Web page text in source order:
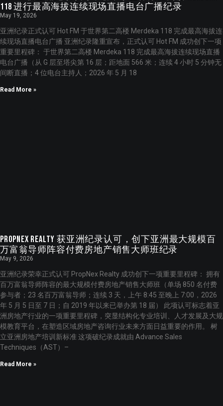
118 进行最高海拔连续现场直播电台广播纪录
May 19, 2026
亚洲纪录正式认可 Hot FM 于世界第二高楼 Merdeka 118 完成最高海拔连
续现场直播电台广播 亚洲纪录隆重宣布，正式认可 Hot FM 成功创下一项
重要里程碑： 于世界第二高楼 Merdeka 118 完成最高海拔连续现场直播
电台广播（从 G 层至塔尖第 16 层；距地面 566 米；连续 4 小时 5 分钟无
间断直播；4 位电台主持人；2026 年 5 月 18
Read More »
PropNex Realty 获亚洲纪录认可，创下亚洲最大规模百
万富翁导师阵容付费房地产销售大师班纪录
May 9, 2026
亚洲纪录荣幸正式认可 PropNex Realty 成功创下一项重要里程碑： 拥有
百万富翁导师阵容的最大规模付费房地产销售大师班（单场 850 名付费
参与者；23 名百万富翁导师；连续 3 天，上午 8:45 至晚上 7:00，2026
年 5 月 5 日至 7 日；自 2019 年以来已举办第 18 届） 此项认可标志着亚
洲房地产行业的一项重要里程碑，突显结构化专业培训、人才发展及大规
模教育平台，在塑造区域房地产咨询行业未来方面日益重要的作用。 树
立亚洲房地产培训新标准 这项破纪录成就由 Advance Sales
Techniques（AST）–
Read More »